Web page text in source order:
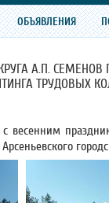
ОБЪЯВЛЕНИЯ
А.П. СЕМЕНОВ
ТРУДОВЫХ
весенним